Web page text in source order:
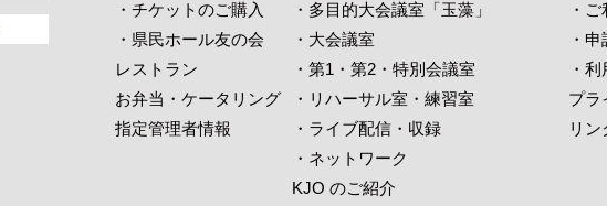
・チケットのご購入
・県民ホール友の会
レストラン
お弁当・ケータリング
指定管理者情報
・多目的大会議室「玉藻」
・大会議室
・第1・第2・特別会議室
・リハーサル室・練習室
・ライブ配信・収録
・ネットワーク
KJO のご紹介
・
・
・
プラ
リン